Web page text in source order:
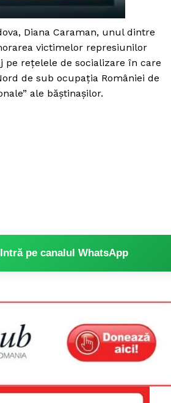
Contact
Diana Caraman, unul dintre
victimelor represiunilor
pe rețelele de socializare în care
de sub ocupația României de
ale băștinașilor.
Intră pe canalul WhatsApp